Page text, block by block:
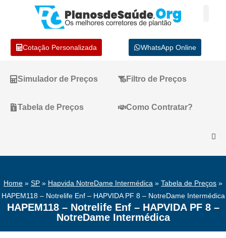
Cotação Personalizada WhatsApp Online
Simulador de Preços Filtro de Preços
Tabela de Preços Como Contratar?
Home » SP » Hapvida NotreDame Intermédica » Tabela de Preços »
HAPEM118 – Notrelife Enf – HAPVIDA PF 8 – NotreDame Intermédica
HAPEM118 – Notrelife Enf – HAPVIDA PF 8 –
NotreDame Intermédica